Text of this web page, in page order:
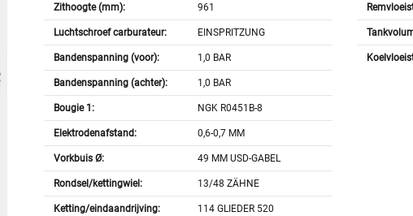
Zithoogte (mm): 961
Luchtschroef carburateur: EINSPRITZUNG
Bandenspanning (voor): 1,0 BAR
Bandenspanning (achter): 1,0 BAR
Bougie 1: NGK R0451B-8
Elektrodenafstand: 0,6-0,7 MM
Vorkbuis Ø: 49 MM USD-GABEL
Rondsel/kettingwiel: 13/48 ZÄHNE
Ketting/eindaandrijving: 114 GLIEDER 520